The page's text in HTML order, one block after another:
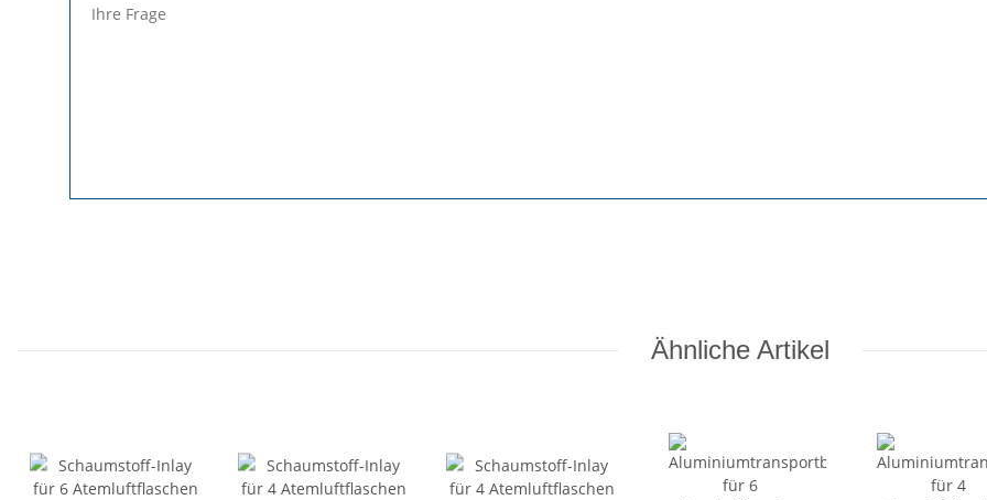
Ihre Frage
Ähnliche Artikel